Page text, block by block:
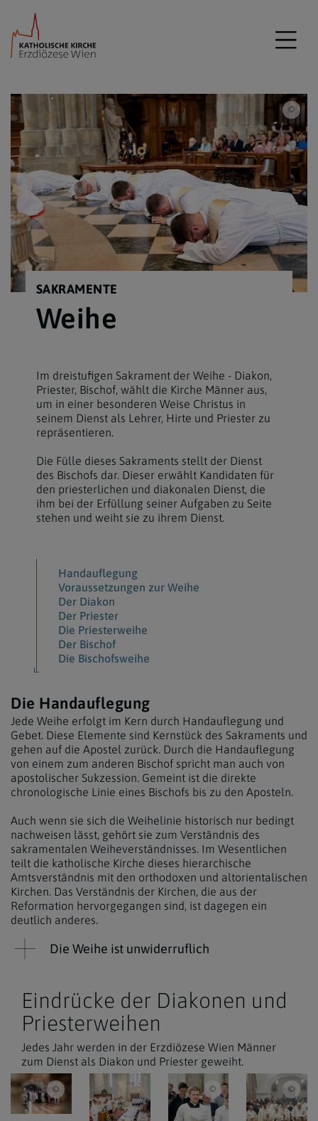
SAKRAMENTE
Weihe
Im dreistufigen Sakrament der Weihe - Diakon,
Priester, Bischof, wählt die Kirche Männer aus,
um in einer besonderen Weise Christus in
seinem Dienst als Lehrer, Hirte und Priester zu
repräsentieren.
Die Fülle dieses Sakraments stellt der Dienst
des Bischofs dar. Dieser erwählt Kandidaten für
den priesterlichen und diakonalen Dienst, die
ihm bei der Erfüllung seiner Aufgaben zu Seite
stehen und weiht sie zu ihrem Dienst.
Handauflegung
Voraussetzungen zur Weihe
Der Diakon
Der Priester
Die Priesterweihe
Der Bischof
Die Bischofsweihe
Die Handauflegung
Jede Weihe erfolgt im Kern durch Handauflegung und
Gebet. Diese Elemente sind Kernstück des Sakraments und
gehen auf die Apostel zurück. Durch die Handauflegung
von einem zum anderen Bischof spricht man auch von
apostolischer Sukzession. Gemeint ist die direkte
chronologische Linie eines Bischofs bis zu den Aposteln.
Auch wenn sie sich die Weihelinie historisch nur bedingt
nachweisen lässt, gehört sie zum Verständnis des
sakramentalen Weiheverständnisses. Im Wesentlichen
teilt die katholische Kirche dieses hierarchische
Amtsverständnis mit den orthodoxen und altorientalischen
Kirchen. Das Verständnis der Kirchen, die aus der
Reformation hervorgegangen sind, ist dagegen ein
deutlich anderes.
Die Weihe ist unwiderruflich
Eindrücke der Diakonen und
Priesterweihen
Jedes Jahr werden in der Erzdiözese Wien Männer
zum Dienst als Diakon und Priester geweiht.
Erzdiözese Wien/Schönlaub, Stephan SchönlaubErzdiözese Wien/